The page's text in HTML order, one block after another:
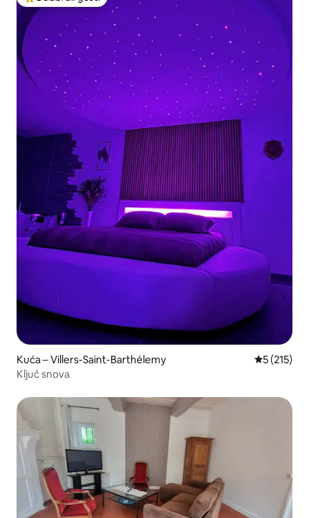
Među najviše rangiranima s oznakom „Odabrali gosti”
Kuća – Villers-Saint-Barthélemy Prosječna
5 (215)
Ključ snova